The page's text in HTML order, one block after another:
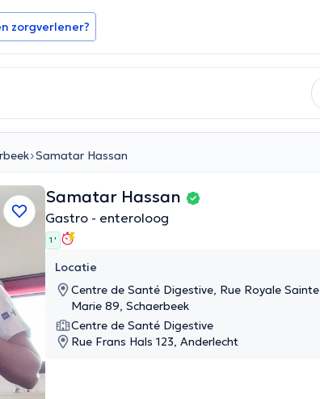
zorgverlener?
Samatar Hassan
Samatar Hassan
Gastro - enteroloog
1 '
Locatie
Centre de Santé Digestive, Rue Royale Sainte
Marie 89, Schaerbeek
Centre de Santé Digestive
Rue Frans Hals 123, Anderlecht